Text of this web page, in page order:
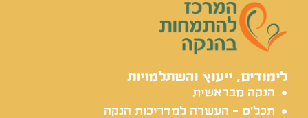
לימודים, ייעוץ והשתלמויות
הנקה מבראשית
תכל'ס - העשרה למדריכות הנקה